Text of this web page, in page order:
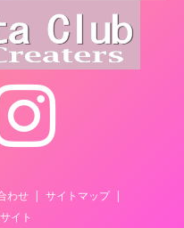
わせ
サイトマップ
イト